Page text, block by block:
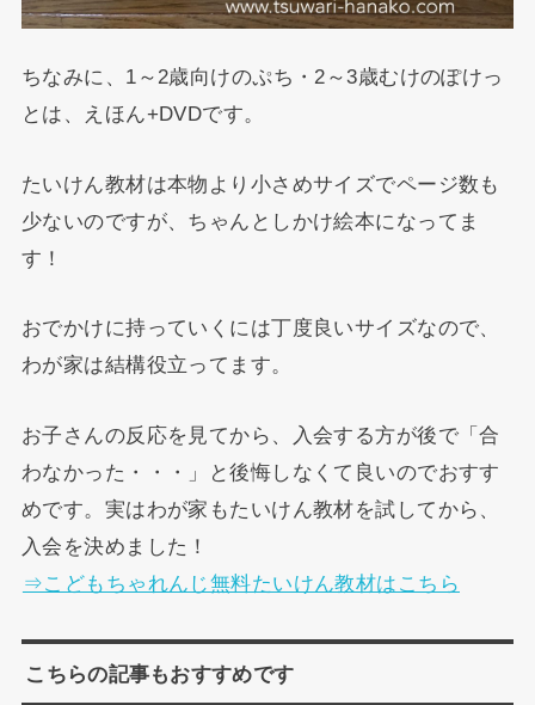
ちなみに、1～2歳向けのぷち・2～3歳むけのぽけっ
とは、えほん+DVDです。
たいけん教材は本物より小さめサイズでページ数も
少ないのですが、ちゃんとしかけ絵本になってま
す！
おでかけに持っていくには丁度良いサイズなので、
わが家は結構役立ってます。
お子さんの反応を見てから、入会する方が後で「合
わなかった・・・」と後悔しなくて良いのでおすす
めです。実はわが家もたいけん教材を試してから、
入会を決めました！
⇒こどもちゃれんじ無料たいけん教材はこちら
こちらの記事もおすすめです